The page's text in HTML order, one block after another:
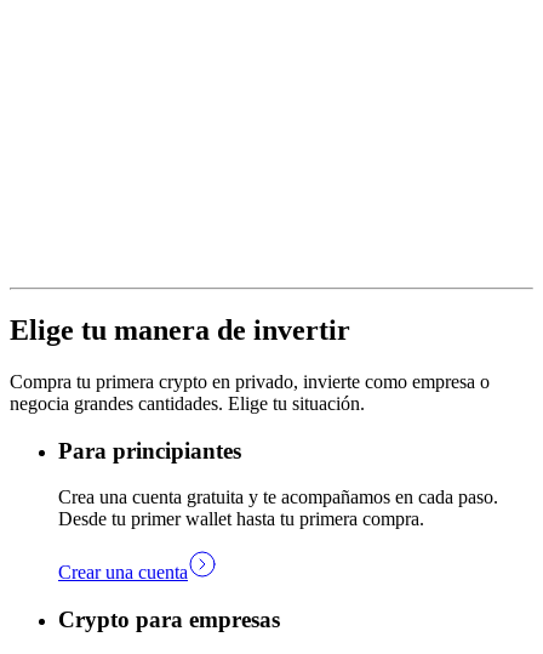
Elige tu manera de invertir
Compra tu primera crypto en privado, invierte como empresa o
negocia grandes cantidades. Elige tu situación.
Para principiantes
Crea una cuenta gratuita y te acompañamos en cada paso.
Desde tu primer wallet hasta tu primera compra.
Crear una cuenta
Crypto para empresas